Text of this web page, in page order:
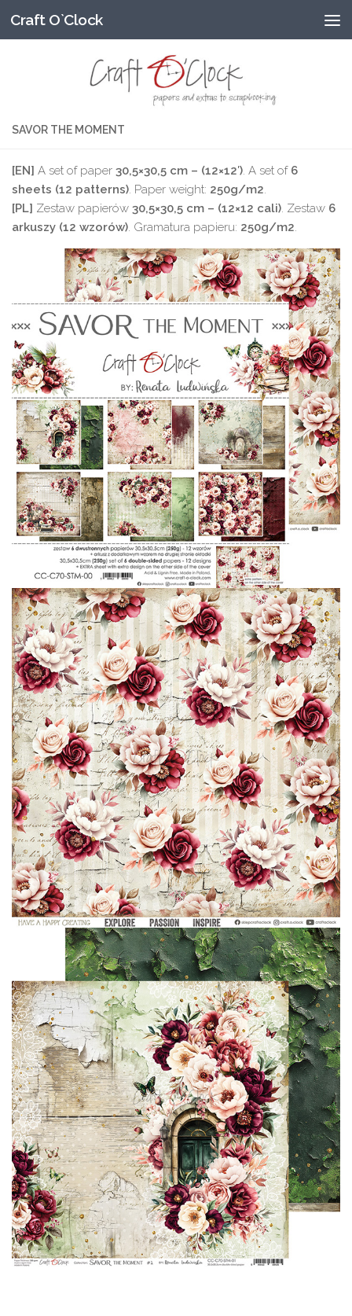
Przeskocz do treści
Craft O`Clock
SAVOR THE MOMENT
[EN] A set of paper 30,5×30,5 cm – (12×12′). A set of6
sheets (12 patterns). Paper weight: 250g/m2.
[PL] Zestaw papierów 30,5×30,5 cm – (12×12 cali). Zestaw 6
arkuszy (12 wzorów). Gramatura papieru: 250g/m2.